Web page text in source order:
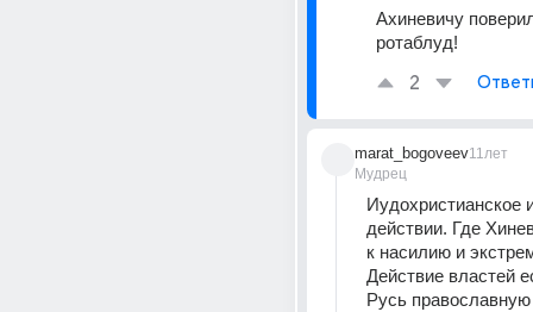
Ахиневичу
ротаблуд!
2
marat_bogoveev
Мудрец
11лет
Иудохристианское
действии. Где
к насилию и
Действие властей
Русь